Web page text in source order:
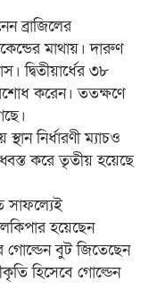
ব্রাজিলের
মাথায়। দারুণ
দ্বিতীয়ার্ধের ৩৮
করেন। ততক্ষণে
নির্ধারণী ম্যাচও
করে তৃতীয় হয়েছে
সাফল্যেই
হয়েছেন
গোল্ডেন বুট জিতেছেন
হিসেবে গোল্ডেন